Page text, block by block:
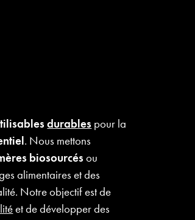
durables pour la
. Nous mettons
biosourcésou
alimentaires et des
Notre objectif est de
et de développer des